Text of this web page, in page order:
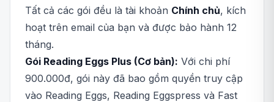
Tất cả các gói đều là tài khoản Chính chủ, kích
hoạt trên email của bạn và được bảo hành 12
tháng.
Gói Reading Eggs Plus (Cơ bản): Với chi phí
900.000đ, gói này đã bao gồm quyền truy cập
vào Reading Eggs, Reading Eggspress và Fast